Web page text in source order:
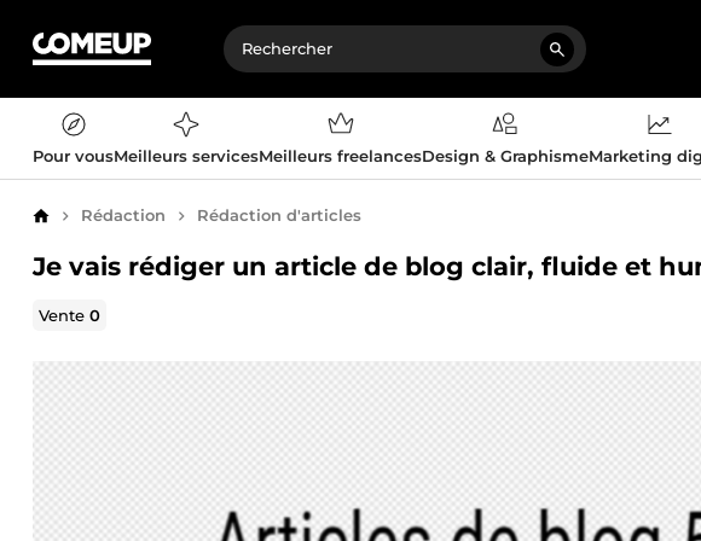
Pour vousMeilleurs servicesMeilleurs freelancesDesign & GraphismeMarketing
AccueilRédaction Rédaction d'articles
Je vais rédiger un article de blog clair, fluide et
Vente0